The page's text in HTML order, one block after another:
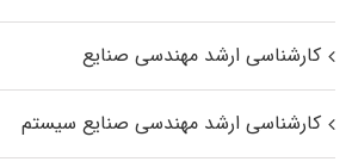
کارشناسی ارشد مهندسی صنایع
کارشناسی ارشد مهندسی صنایع سیستم